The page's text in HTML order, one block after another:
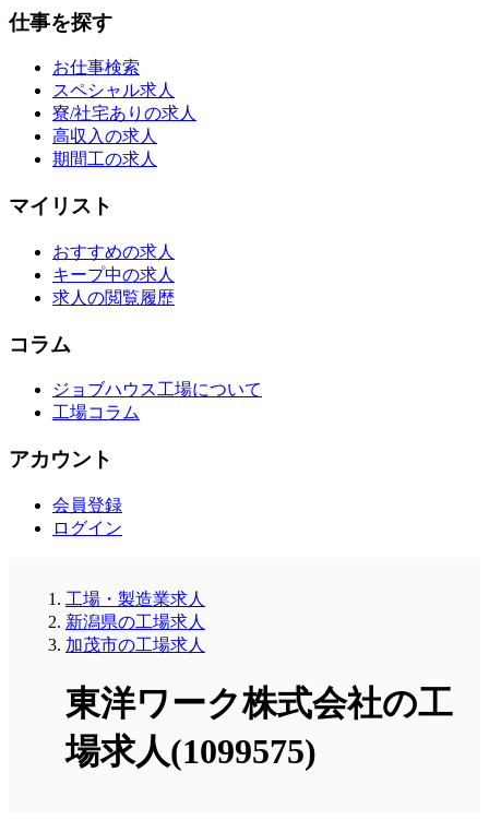
仕事を探す
お仕事検索
スペシャル求人
寮/社宅ありの求人
高収入の求人
期間工の求人
マイリスト
おすすめの求人
キープ中の求人
求人の閲覧履歴
コラム
ジョブハウス工場について
工場コラム
アカウント
会員登録
ログイン
工場・製造業求人
新潟県の工場求人
加茂市の工場求人
東洋ワーク株式会社の工
場求人(1099575)